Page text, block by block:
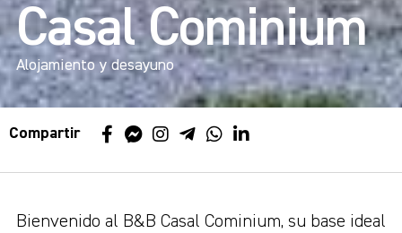
Casal Cominium
Alojamiento y desayuno
Compartir
Bienvenido al B&B Casal Cominium, su base ideal